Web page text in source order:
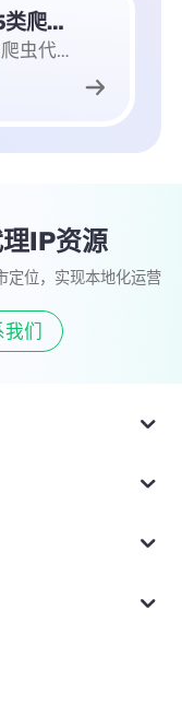
爬虫 IP 怎么选？2026年5类爬虫代理IP与动态住宅IP使用指南
爬虫 ip怎么选？本文对比5类爬虫代理ip方案，讲解爬虫 ip代理池搭建、python代理ip爬虫实现和爬虫ip代理怎么使用，推荐适合数据采集的动态住宅IP。
IP资源
定位，实现本地化运营
我们